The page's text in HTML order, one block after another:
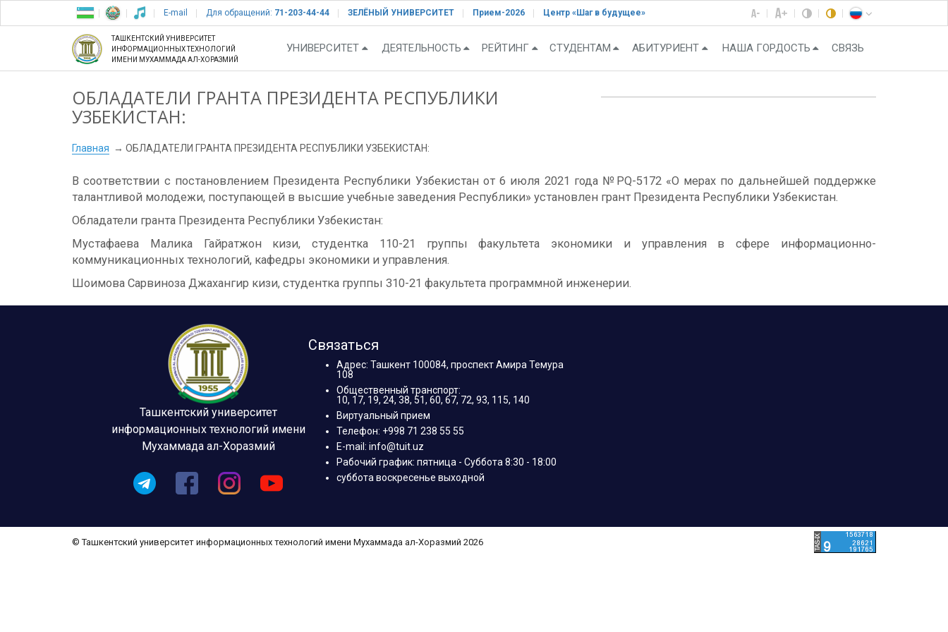
E-mail Для обращений: 71-203-44-44 ЗЕЛЁНЫЙ УНИВЕРСИТЕТ Прием-2026 Центр «Шаг в будущее»
ТАШКЕНТСКИЙ УНИВЕРСИТЕТ
ИНФОРМАЦИОННЫХ ТЕХНОЛОГИЙ
ИМЕНИ МУХАММАДА АЛ-ХОРАЗМИЙ
УНИВЕРСИТЕТ ДЕЯТЕЛЬНОСТЬ РЕЙТИНГ СТУДЕНТАМ АБИТУРИЕНТ НАША ГОРДОСТЬ СВЯЗЬ
ОБЛАДАТЕЛИ ГРАНТА ПРЕЗИДЕНТА РЕСПУБЛИКИ
УЗБЕКИСТАН:
Главная ОБЛАДАТЕЛИ ГРАНТА ПРЕЗИДЕНТА РЕСПУБЛИКИ УЗБЕКИСТАН:
В соответствии с постановлением Президента Республики Узбекистан от 6 июля 2021 года №PQ-5172 «О мерах по дальнейшей поддержке
талантливой молодежи, поступающей в высшие учебные заведения Республики» установлен грант Президента Республики Узбекистан.
Обладатели гранта Президента Республики Узбекистан:
Мустафаева Малика Гайратжон кизи, студентка 110-21 группы факультета экономики и управления в сфере информационно-
коммуникационных технологий, кафедры экономики и управления.
Шоимова Сарвиноза Джахангир кизи, студентка группы 310-21 факультета программной инженерии.
Ташкентский университет
информационных технологий имени
Мухаммада ал-Хоразмий
Связаться
Адрес: Ташкент 100084, проспект Амира Темура
108
Общественный транспорт:
10, 17, 19, 24, 38, 51, 60, 67, 72, 93, 115, 140
Виртуальный прием
Телефон: +998 71 238 55 55
E-mail: info@tuit.uz
Рабочий график: пятница - Суббота 8:30 - 18:00
суббота воскресенье выходной
© Ташкентский университет информационных технологий имени Мухаммада ал-Хоразмий 2026